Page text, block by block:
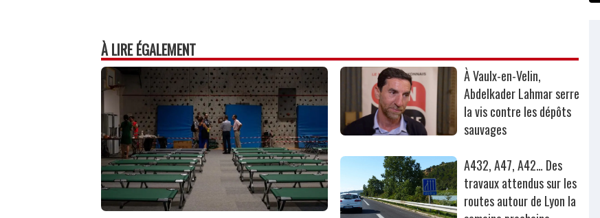
À LIRE ÉGALEMENT
À Vaulx-en-Velin,
Abdelkader Lahmar serre
la vis contre les dépôts
sauvages
A432, A47, A42… Des
travaux attendus sur les
routes autour de Lyon la